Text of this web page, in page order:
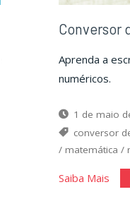
Conversor
Aprenda a
numéricos.
1 de maio
conversor
/ matemática /
Saiba Mais